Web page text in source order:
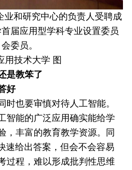
业和研究中心的负责人受聘成
届应用型学科专业设置委员
会委员。
用技术大学 图
是教笨了
好
时也要审慎对待人工智能。
智能的广泛应用确实能给学
，丰富的教育教学资源。同
速给出答案，但会不会容易
过程，难以形成批判性思维